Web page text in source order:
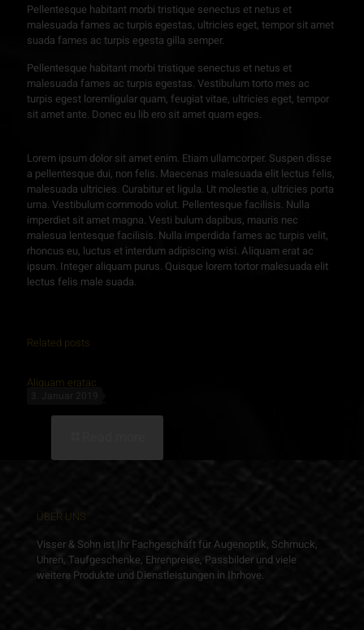
Powered byUsercentrics Consent Management
Platform
Pellentesque habitant morbi tristique senectus et netus et
malesuada fames ac turpis egestas, ultricies eget, tempor sit amet
suada fames ac turpis egesta gilla semper.
Pellentesque habitant morbi tristique senectus et netus et
malesuada fames ac turpis egestas. Vestibulum torto mes ac
turpis egest loremligular quam, feugiat vitae, ultricies eget, tempor
sit amet ante. Donec eu lib ero sit amet quam eges.
Lorem ipsum dolor sit amet enim. Etiam ullamcorper. Suspen disse
a pellentesque dui, non felis. Maecenas malesuada elit lectus felis,
malesuada ultricies. Curabitur et ligula. Ut molestie a, ultricies porta
urna. Vestibulum commodo volut. Pellentesque facilisis. Nulla
imperdiet sit amet magna. Vesti bulum dapibus, mauris nec
malesua lentesque facilisis. Nulla imperdida fames ac turpis velit,
rhoncus eu, luctus et interdum adipiscing wisi. Aliquam erat ac
ipsum. Integer aliquam purus. Quisque lorem tortor malesuada elit
lectus felis male suada.
Related posts
Aliquam eratac
ÜBER UNS
Visser & Sohn ist Ihr Fachgeschäft für Augenoptik, Schmuck,
Uhren, Taufgeschenke, Ehrenpreise, Passbilder und viele
weitere Produkte und Dienstleistungen in Ihrhove.